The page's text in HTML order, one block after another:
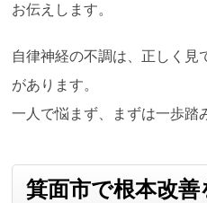
お伝えします。
自律神経の不調は、正しく見
があります。
一人で悩まず、まずは一歩踏
箕面市で根本改